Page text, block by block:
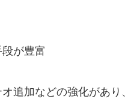
が豊富
追加などの強化があり、